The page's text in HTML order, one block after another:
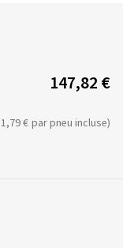
147,82 €
1,79 € par pneu incluse)